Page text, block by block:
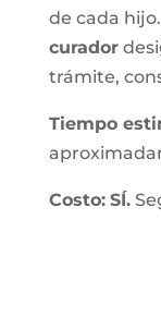
de cada
curador
trámite,
Tiempo
Costo: SÍ.